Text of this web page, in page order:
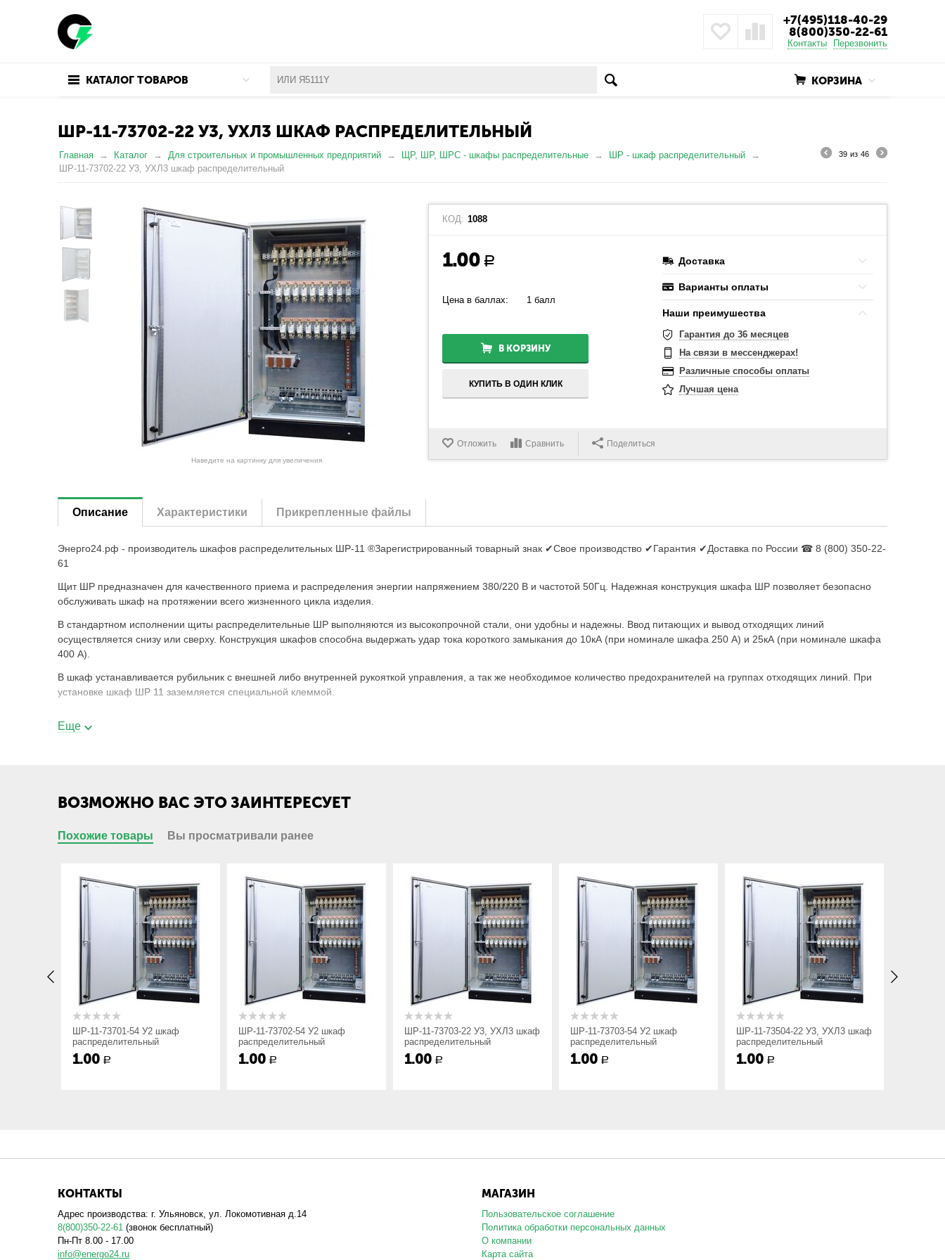
+7(495)118-40-29
8(800)350-22-61
Контакты Перезвонить
КАТАЛОГ ТОВАРОВ КОРЗИНА
ШР-11-73702-22 У3, УХЛ3 ШКАФ РАСПРЕДЕЛИТЕЛЬНЫЙ
Главная Каталог Для строительных и промышленных предприятий ЩР, ШР, ШРС - шкафы распределительные
ШР - шкаф распределительный
ШР-11-73702-22 У3, УХЛ3 шкаф распределительный
39 из 46
Наведите на картинку для увеличения
КОД: 1088
1.00 Р
Цена в баллах: 1 балл
В КОРЗИНУ
КУПИТЬ В ОДИН КЛИК
Доставка
Варианты оплаты
Наши преимушества
Гарантия до 36 месяцев
На связи в мессенджерах!
Различные способы оплаты
Лучшая цена
Отложить Сравнить Поделиться
Описание Характеристики Прикрепленные файлы
Энерго24.рф - производитель шкафов распределительных ШР-11 ®Зарегистрированный товарный знак ✔Свое производство ✔Гарантия ✔Доставка по России ☎ 8 (800) 350-22-
61
Щит ШР предназначен для качественного приема и распределения энергии напряжением 380/220 В и частотой 50Гц. Надежная конструкция шкафа ШР позволяет безопасно
обслуживать шкаф на протяжении всего жизненного цикла изделия.
В стандартном исполнении щиты распределительные ШР выполняются из высокопрочной стали, они удобны и надежны. Ввод питающих и вывод отходящих линий
осуществляется снизу или сверху. Конструкция шкафов способна выдержать удар тока короткого замыкания до 10кА (при номинале шкафа 250 А) и 25кА (при номинале шкафа
400 А).
В шкаф устанавливается рубильник с внешней либо внутренней рукояткой управления, а так же необходимое количество предохранителей на группах отходящих линий. При
установке шкаф ШР 11 заземляется специальной клеммой.
качественного и надежного распределения токовой нагрузки от 200А.
ШР Шкаф распределительнй;
11 Номер разработки;
Напольное исполнение, ввод проводников в любой комбинации;
Высота шкафа 1600мм;
ширина шкафа: 5 – 500 мм, 7 – 700 мм;
xx2 номер схемы: от 1 до 23;
xx3 степень защиты по ГОСТ 14255: 22 – IP22, 54 – IP54;
Еще
ВОЗМОЖНО ВАС ЭТО ЗАИНТЕРЕСУЕТ
Похожие товары Вы просматривали ранее
ШР-11-73701-54 У2 шкаф
распределительный
1.00 Р
ШР-11-73702-54 У2 шкаф
распределительный
1.00 Р
ШР-11-73703-22 У3, УХЛ3 шкаф
распределительный
1.00 Р
ШР-11-73703-54 У2 шкаф
распределительный
1.00 Р
ШР-11-73504-22 У3, УХЛ3 шкаф
распределительный
1.00 Р
КОНТАКТЫ
Адрес производства: г. Ульяновск, ул. Локомотивная д.14
8(800)350-22-61 (звонок бесплатный)
Пн-Пт 8.00 - 17.00
info@energo24.ru
МАГАЗИН
Пользовательское соглашение
Политика обработки персональных данных
О компании
Карта сайта